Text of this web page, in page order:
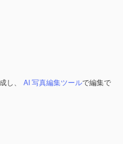
し、 AI 写真編集ツールで編集で